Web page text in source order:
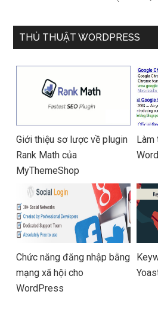
anh) – Hàng chính hãng
THỦ THUẬT WORDPRESS
Giới thiệu sơ lược về plugin
Rank Math của
MyThemeShop
Làm
Chức năng đăng nhập bằng
mạng xã hội cho
WordPress